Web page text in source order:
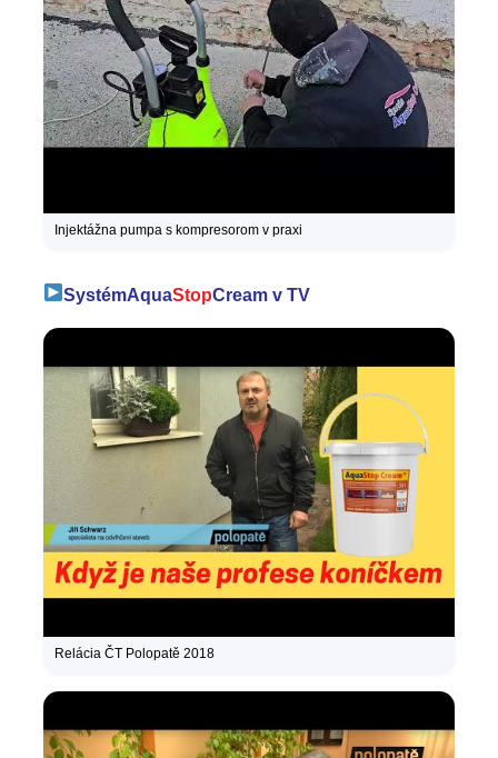
Injektážna pumpa s kompresorom v praxi
SystémAquaStopCream v TV
Relácia ČT Polopatě 2018